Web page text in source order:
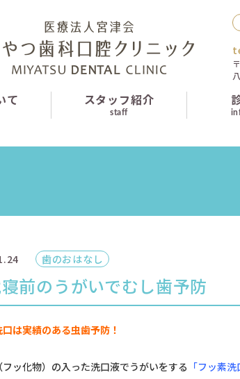
て スタッフ紹介
staff
歯のおはなし
前のうがいでむし歯予防
は実績のある虫歯予防！
フッ化物）の入った洗口液でうがいをする 「フッ素洗